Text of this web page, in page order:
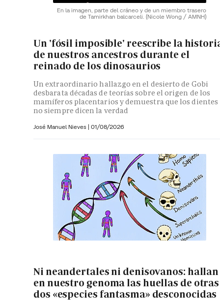
En la imagen, parte del cráneo y de un miembro trasero
de Tamirkhan balcarceli. (Nicole Wong / AMNH)
Un 'fósil imposible' reescribe la
de nuestros ancestros durante el
reinado de los dinosaurios
Un extraordinario hallazgo en el desierto de Gobi
desbarata décadas de teorías sobre el origen de los
mamíferos placentarios y demuestra que los dientes
no siempre dicen la verdad
José Manuel Nieves | 01/08/2026
Ni neandertales ni denisovanos: hallan
en nuestro genoma las huellas de otras
dos «especies fantasma» desconocidas